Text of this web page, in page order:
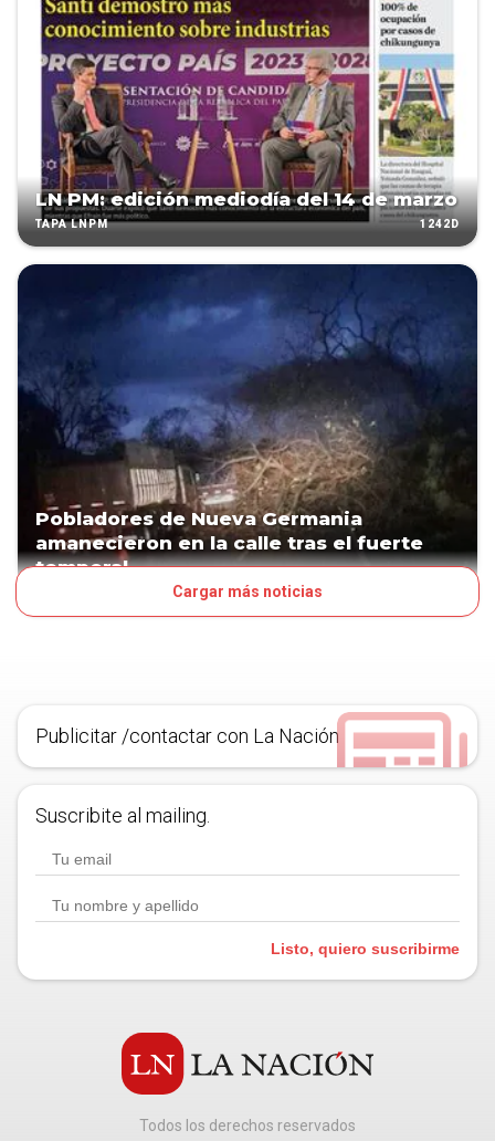
LN PM: edición mediodía del 14 de marzo
TAPA LNPM 1242D
Pobladores de Nueva Germania
amanecieron en la calle tras el fuerte
temporal
Cargar más noticias
Publicitar /contactar con La Nación
Suscribite al mailing.
Listo, quiero suscribirme
Todos los derechos reservados